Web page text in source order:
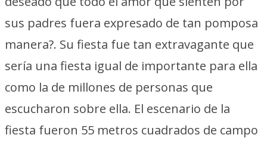
sus padres fuera expresado de tan pomposa
manera?. Su fiesta fue tan extravagante que
sería una fiesta igual de importante para ella
como la de millones de personas que
escucharon sobre ella. El escenario de la
fiesta fueron 55 metros cuadrados de campo